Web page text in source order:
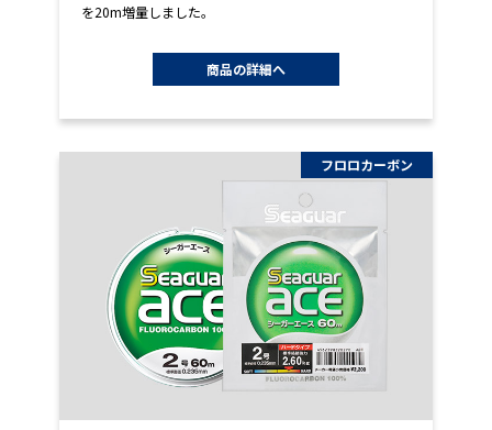
を20m増量しました。
商品の詳細へ
フロロカーボン